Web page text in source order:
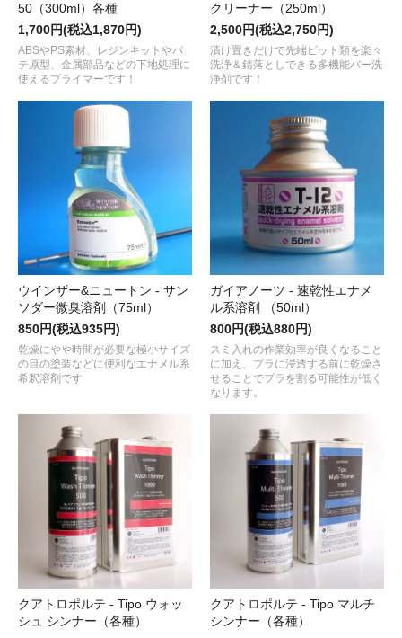
50（300ml）各種
1,700円(税込1,870円)
ABSやPS素材、レジンキットやパ
テ原型、金属部品などの下地処理に
使えるプライマーです！
クリーナー（250ml）
2,500円(税込2,750円)
漬け置きだけで先端ビット類を楽々
洗浄＆錆落としできる多機能バー洗
浄剤です！
ウインザー&ニュートン - サン
ソダー微臭溶剤（75ml）
850円(税込935円)
乾燥にやや時間が必要な極小サイズ
の目の塗装などに便利なエナメル系
希釈溶剤です
ガイアノーツ - 速乾性エナメ
ル系溶剤 （50ml）
800円(税込880円)
スミ入れの作業効率が良くなること
に加え、プラに浸透する前に乾燥さ
せることでプラを割る可能性が低く
なります。
クアトロポルテ - Tipo ウォッ
シュ シンナー（各種）
クアトロポルテ - Tipo マルチ
シンナー（各種）